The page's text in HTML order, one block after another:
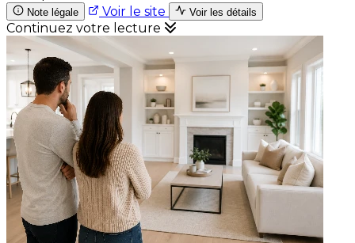
Note légale Voir le site Voir les détails
Continuez votre lecture